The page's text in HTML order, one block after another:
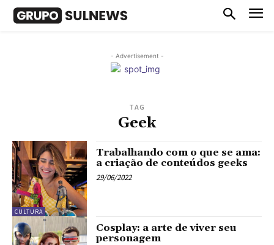
- Advertisement -
TAG
Geek
CULTURA
Trabalhando com o que se ama:
a criação de conteúdos geeks
29/06/2022
Cosplay: a arte de viver seu
personagem